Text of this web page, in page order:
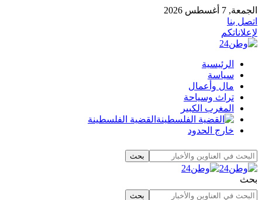
الجمعة, 7 أغسطس 2026
اتصل بنا
لإعلاناتكم
الرئيسية
سياسة
مال وأعمال
تراث وسياحة
المغرب الكبير
القضية الفلسطينة
خارج الحدود
بحث